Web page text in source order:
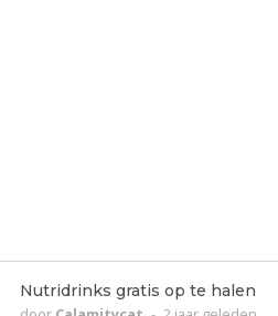
Nutridrinks gratis op te halen